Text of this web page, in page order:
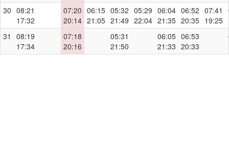
30 08:21
17:32
07:20
20:14
06:15
21:05
05:32
21:49
05:29
22:04
06:04
21:35
06:52
20:35
07:41
19:25
31
08:19
17:34
07:18
20:16
05:31
21:50
06:05
21:33
06:53
20:33